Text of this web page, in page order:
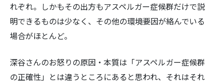
れぞれ。しかもその出方もアスペルガー症候群だけで説
明できるものは少なく、その他の環境要因が絡んでいる
場合がほとんど。
深谷さんのお怒りの原因・本質は「アスペルガー症候群
の正確性」とは違うところにあると思われ、それはそれ